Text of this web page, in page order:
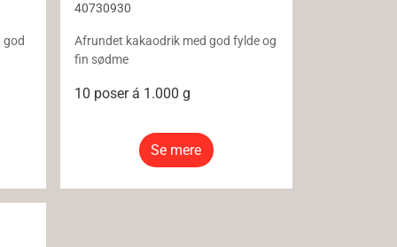
40730930
Afrundet kakaodrik med god fylde og
fin sødme
10 poser á 1.000 g
Se mere